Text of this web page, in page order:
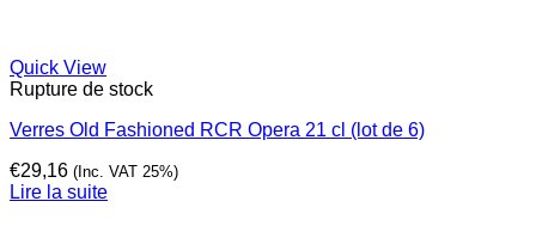
Quick View
Rupture de stock
Verres Old Fashioned RCR Opera 21 cl (lot de 6)
€29,16 (Inc. VAT 25%)
Lire la suite